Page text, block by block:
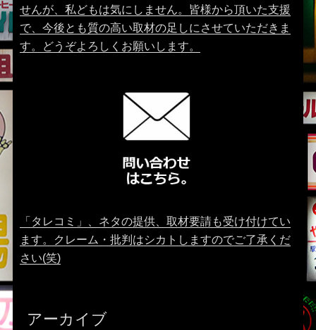
せんが、私どもは気にしません。皆様から頂いた支援
で、今後とも質の高い取材の足しにさせていただきま
す。どうぞよろしくお願いします。
「タレコミ」、ネタの提供、取材要請も受け付けてい
ます。クレーム・批判はシカトしますのでご了承くだ
さい(笑)
アーカイブ